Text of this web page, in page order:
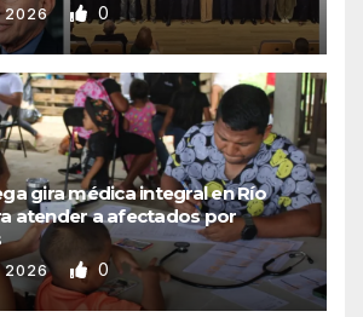
2026 0
gira médica integral en Río
atender a afectados por
2026 0